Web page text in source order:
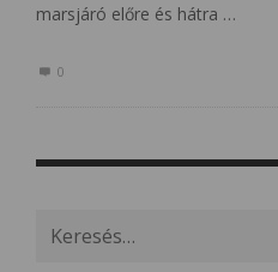
marsjáró előre és hátra …
0
for: